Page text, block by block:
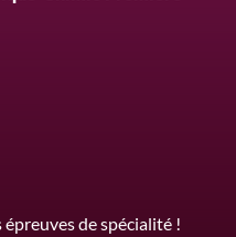
épreuves de spécialité !